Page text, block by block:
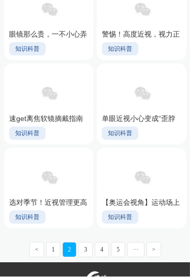
眼镜那么贵，一不小心弄
坏了怎么办？
知识科普
警惕！高度近视，视力正
在“走钢丝”
知识科普
速get离焦软镜摘戴指南
知识科普
单眼近视小心变成“歪脖
子树”
知识科普
选对季节！近视管理更高
效知识科普
【奥运会视角】运动场上
的自由视界，清晰无束
知识科普
< 1 2 3 4 5 ··· >